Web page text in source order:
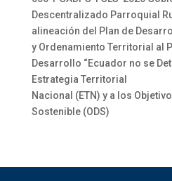
Descentralizado Parroquial
alineación del Plan de
y Ordenamiento Territorial al
Desarrollo “Ecuador no se
Estrategia Territorial
Nacional (ETN) y a los
Sostenible (ODS)